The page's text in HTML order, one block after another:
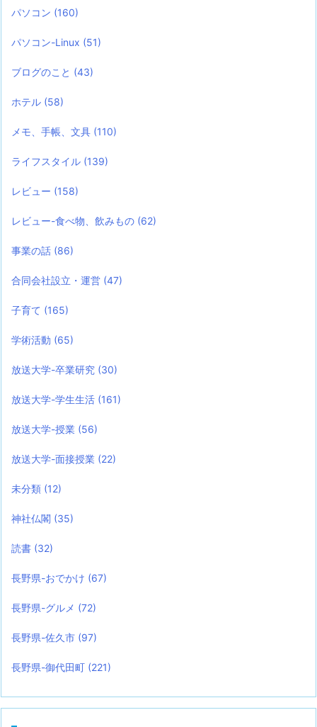
パソコン (160)
パソコン-Linux (51)
ブログのこと (43)
ホテル (58)
メモ、手帳、文具 (110)
ライフスタイル (139)
レビュー (158)
レビュー-食べ物、飲みもの (62)
事業の話 (86)
合同会社設立・運営 (47)
子育て (165)
学術活動 (65)
放送大学-卒業研究 (30)
放送大学-学生生活 (161)
放送大学-授業 (56)
放送大学-面接授業 (22)
未分類 (12)
神社仏閣 (35)
読書 (32)
長野県-おでかけ (67)
長野県-グルメ (72)
長野県-佐久市 (97)
長野県-御代田町 (221)